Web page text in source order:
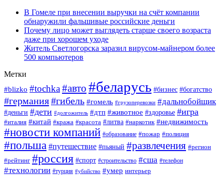
В Гомеле при внесении выручки на счёт компании
обнаружили фальшивые российские деньги
Почему лицо может выглядеть старше своего возраста
даже при хорошем уходе
Житель Светлогорска заразил вирусом-майнером более
500 компьютеров
Метки
#blizko #tochka#авто #беларусь #бизнес #богатство
#германия#гибель #гомель #грузоперевозки #дальнобойщик
#деньги #дети #долгожитель #дтп #животное #здоровье #игра
#италия #китай #кража #красота #литва #наркотик #недвижимость
#новости компаний #образование #пожар #полиция
#польша #путешествие #пьяный #развлечения #регион
#рейтинг #россия #спорт #строительство #сша #телефон
#технологии #турция #убийство #умер интерьер